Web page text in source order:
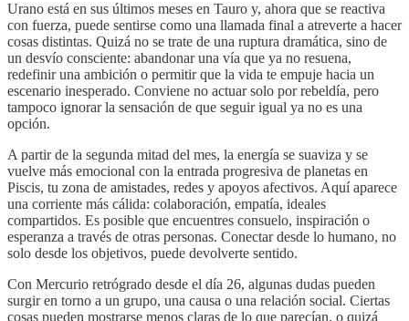
Urano está en sus últimos meses en Tauro y, ahora que se reactiva
con fuerza, puede sentirse como una llamada final a atreverte a hacer
cosas distintas. Quizá no se trate de una ruptura dramática, sino de
un desvío consciente: abandonar una vía que ya no resuena,
redefinir una ambición o permitir que la vida te empuje hacia un
escenario inesperado. Conviene no actuar solo por rebeldía, pero
tampoco ignorar la sensación de que seguir igual ya no es una
opción.
A partir de la segunda mitad del mes, la energía se suaviza y se
vuelve más emocional con la entrada progresiva de planetas en
Piscis, tu zona de amistades, redes y apoyos afectivos. Aquí aparece
una corriente más cálida: colaboración, empatía, ideales
compartidos. Es posible que encuentres consuelo, inspiración o
esperanza a través de otras personas. Conectar desde lo humano, no
solo desde los objetivos, puede devolverte sentido.
Con Mercurio retrógrado desde el día 26, algunas dudas pueden
surgir en torno a un grupo, una causa o una relación social. Ciertas
cosas pueden mostrarse menos claras de lo que parecían, o quizá